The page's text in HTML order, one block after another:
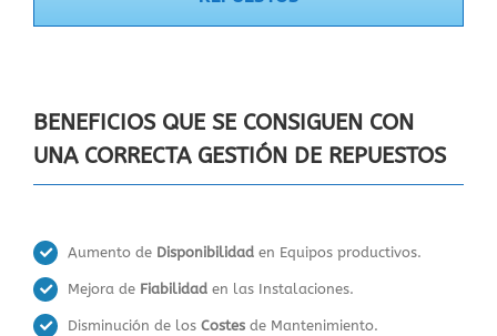
BENEFICIOS QUE SE CONSIGUEN CON
UNA CORRECTA GESTIÓN DE REPUESTOS
Aumento de Disponibilidad en Equipos productivos.
Mejora de Fiabilidad en las Instalaciones.
Disminución de losCostes de Mantenimiento.